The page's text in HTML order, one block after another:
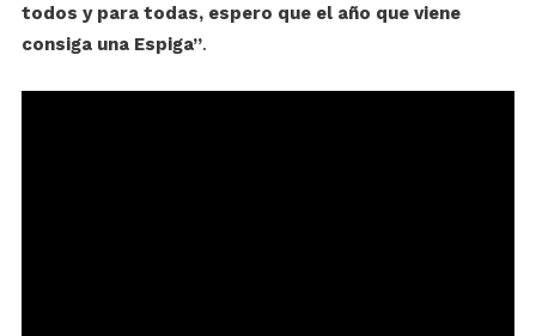
todos y para todas, espero que el año que viene
consiga una Espiga”.